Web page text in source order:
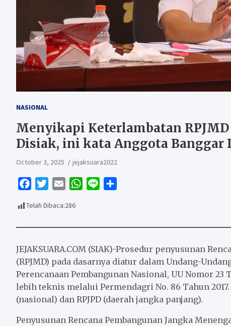
NASIONAL
Menyikapi Keterlambatan
Disiak, ini kata Anggota Banggar
October 3, 2025 jejaksuara2022
c
o
o
k
i
e
r
a
W
A
p
p
Telah Dibaca:286
JEJAKSUARA.COM (SIAK)-Prosedur penyusunan
(RPJMD) pada dasarnya diatur dalam Undang-
Perencanaan Pembangunan Nasional, UU Nomor
lebih teknis melalui Permendagri No. 86 Tahun
(nasional) dan RPJPD (daerah jangka panjang).
Penyusunan Rencana Pembangunan Jangka